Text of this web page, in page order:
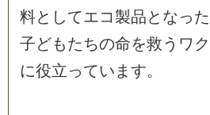
料と してエコ製品と なった
子どもたちの命を救う ワ ク
に役立 ってい ま す。